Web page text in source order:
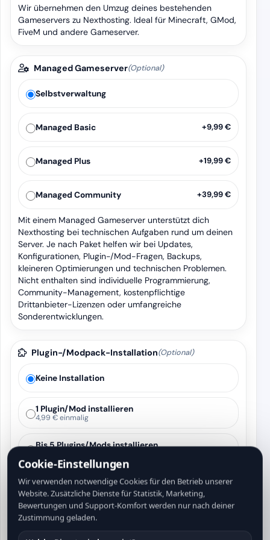
Wir übernehmen den Umzug deines bestehenden
Gameservers zu Nexthosting. Ideal für Minecraft, GMod,
FiveM und andere Gameserver.
Managed Gameserver(Optional)
Selbstverwaltung
Managed Basic +9,99 €
Managed Plus +19,99 €
Managed Community +39,99 €
Mit einem Managed Gameserver unterstützt dich
Nexthosting bei technischen Aufgaben rund um deinen
Server. Je nach Paket helfen wir bei Updates,
Konfigurationen, Plugin-/Mod-Fragen, Backups,
kleineren Optimierungen und technischen Problemen.
Nicht enthalten sind individuelle Programmierung,
Community-Management, kostenpflichtige
Drittanbieter-Lizenzen oder umfangreiche
Sonderentwicklungen.
Plugin-/Modpack-Installation(Optional)
Keine Installation
1 Plugin/Mod installieren
4,99 € einmalig
Bis 5 Plugins/Mods installieren
Modpack-/Resource-Setup
19,99 € einmalig
Wir installieren gewünschte Plugins, Mods, Modpacks
oder Ressourcen, sofern diese technisch kompatibel
sind und keine kostenpflichtigen Drittanbieter-Lizenzen
Cookie-Einstellungen
Wir verwenden notwendige Cookies für den Betrieb unserer
Website. Zusätzliche Dienste für Statistik, Marketing,
Bewertungen und Support-Komfort werden nur nach deiner
Zustimmung geladen.